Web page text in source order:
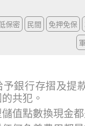
保密 民間 免押免保
予銀行存摺及提
共犯。
值點數換現金都